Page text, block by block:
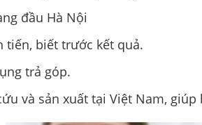
đầu Hà Nội
tiến, biết trước kết quả.
trả góp.
và sản xuất tại Việt Nam,